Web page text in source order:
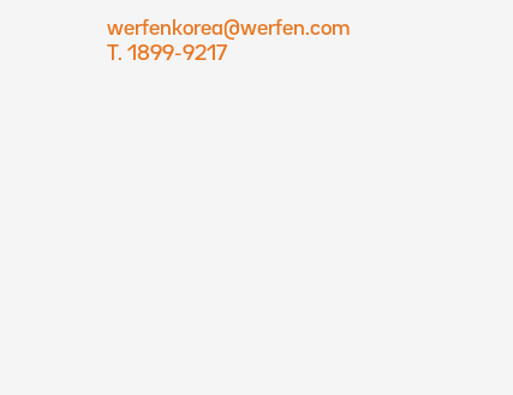
werfenkorea@werfen.com
T. 1899-9217